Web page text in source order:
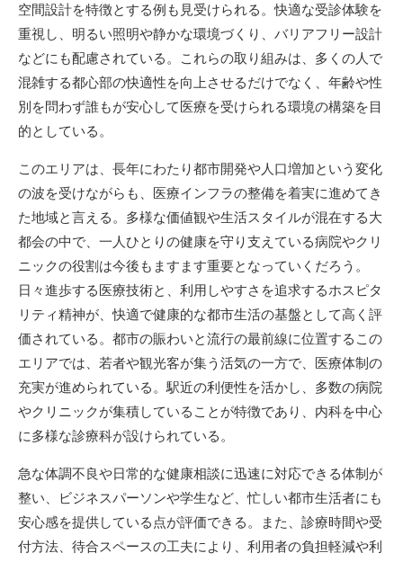
空間設計を特徴とする例も見受けられる。快適な受診体験を
重視し、明るい照明や静かな環境づくり、バリアフリー設計
などにも配慮されている。これらの取り組みは、多くの人で
混雑する都心部の快適性を向上させるだけでなく、年齢や性
別を問わず誰もが安心して医療を受けられる環境の構築を目
的としている。
このエリアは、長年にわたり都市開発や人口増加という変化
の波を受けながらも、医療インフラの整備を着実に進めてき
た地域と言える。多様な価値観や生活スタイルが混在する大
都会の中で、一人ひとりの健康を守り支えている病院やクリ
ニックの役割は今後もますます重要となっていくだろう。
日々進歩する医療技術と、利用しやすさを追求するホスピタ
リティ精神が、快適で健康的な都市生活の基盤として高く評
価されている。都市の賑わいと流行の最前線に位置するこの
エリアでは、若者や観光客が集う活気の一方で、医療体制の
充実が進められている。駅近の利便性を活かし、多数の病院
やクリニックが集積していることが特徴であり、内科を中心
に多様な診療科が設けられている。
急な体調不良や日常的な健康相談に迅速に対応できる体制が
整い、ビジネスパーソンや学生など、忙しい都市生活者にも
安心感を提供している点が評価できる。また、診療時間や受
付方法、待合スペースの工夫により、利用者の負担軽減や利